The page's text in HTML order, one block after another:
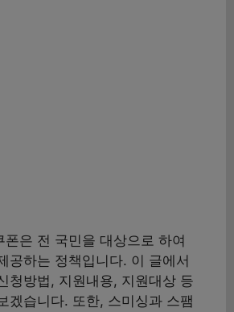
폰은 전 국민을 대상으로 하여
공하는 정책입니다. 이 글에서
청방법, 지원내용, 지원대상 등
겠습니다. 또한, 스미싱과 스팸